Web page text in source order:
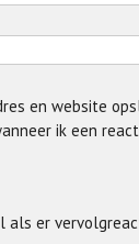
en website
ik een
als er